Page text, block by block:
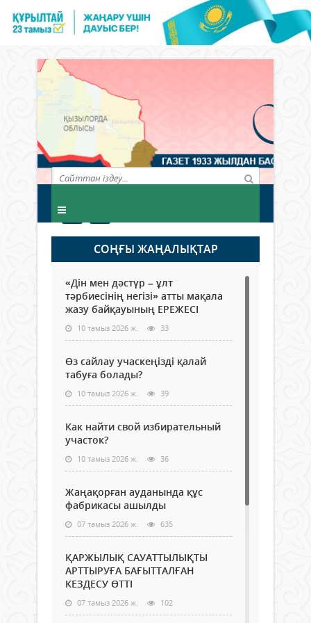
СОҢҒЫ ЖАҢАЛЫҚТАР
«Дін мен дәстүр – ұлт
тәрбиесінің негізі» атты мақала
жазу байқауының ЕРЕЖЕСІ
10 тамыз 2026 ж. 33
Өз сайлау учаскеңізді қалай
табуға болады?
10 тамыз 2026 ж. 39
Как найти свой избирательный
участок?
10 тамыз 2026 ж. 36
Жаңақорған ауданында құс
фабрикасы ашылды
07 тамыз 2026 ж. 635
ҚАРЖЫЛЫҚ САУАТТЫЛЫҚТЫ
АРТТЫРУҒА БАҒЫТТАЛҒАН
КЕЗДЕСУ ӨТТІ
07 тамыз 2026 ж. 102